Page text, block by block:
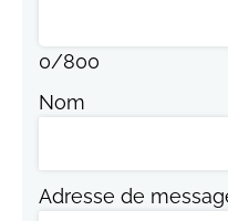
0/800
Nom
Adresse de